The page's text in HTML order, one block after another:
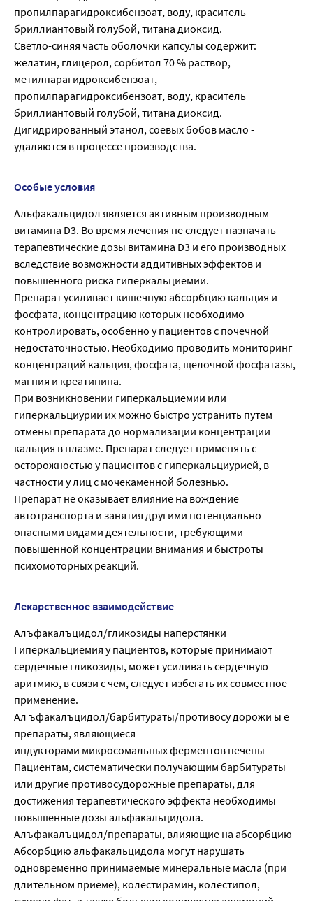
пропилпарагидроксибензоат, воду, краситель
бриллиантовый голубой, титана диоксид.
Светло-синяя часть оболочки капсулы содержит:
желатин, глицерол, сорбитол 70 % раствор,
метилпарагидроксибензоат,
пропилпарагидроксибензоат, воду, краситель
бриллиантовый голубой, титана диоксид.
Дигидрированный этанол, соевых бобов масло -
удаляются в процессе производства.
Особые условия
Альфакальцидол является активным производным
витамина D3. Во время лечения не следует назначать
терапевтические дозы витамина D3 и его производных
вследствие возможности аддитивных эффектов и
повышенного риска гиперкальциемии.
Препарат усиливает кишечную абсорбцию кальция и
фосфата, концентрацию которых необходимо
контролировать, особенно у пациентов с почечной
недостаточностью. Необходимо проводить мониторинг
концентраций кальция, фосфата, щелочной фосфатазы,
магния и креатинина.
При возникновении гиперкальциемии или
гиперкальциурии их можно быстро устранить путем
отмены препарата до нормализации концентрации
кальция в плазме. Препарат следует применять с
осторожностью у пациентов с гиперкальциурией, в
частности у лиц с мочекаменной болезнью.
Препарат не оказывает влияние на вождение
автотранспорта и занятия другими потенциально
опасными видами деятельности, требующими
повышенной концентрации внимания и быстроты
психомоторных реакций.
Лекарственное взаимодействие
Алъфакалъцидол/гликозиды наперстянки
Гиперкальциемия у пациентов, которые принимают
сердечные гликозиды, может усиливать сердечную
аритмию, в связи с чем, следует избегать их совместное
применение.
Ал ъфакалъцидол/барбитураты/противосу дорожи ы е
препараты, являющиеся
индукторами микросомальных ферментов печены
Пациентам, систематически получающим барбитураты
или другие противосудорожные препараты, для
достижения терапевтического эффекта необходимы
повышенные дозы альфакальцидола.
Алъфакалъцидол/препараты, влияющие на абсорбцию
Абсорбцию альфакальцидола могут нарушать
одновременно принимаемые минеральные масла (при
длительном приеме), колестирамин, колестипол,